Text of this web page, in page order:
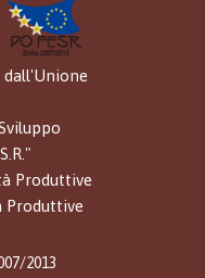
Produttive
2013